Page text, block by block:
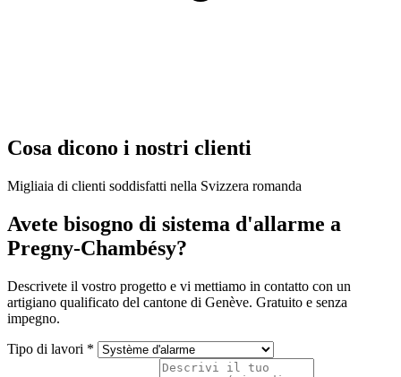
Cosa dicono i nostri clienti
Migliaia di clienti soddisfatti nella Svizzera romanda
Avete bisogno di sistema d'allarme a
Pregny-Chambésy?
Descrivete il vostro progetto e vi mettiamo in contatto con un
artigiano qualificato del cantone di Genève. Gratuito e senza
impegno.
Tipo di lavori *